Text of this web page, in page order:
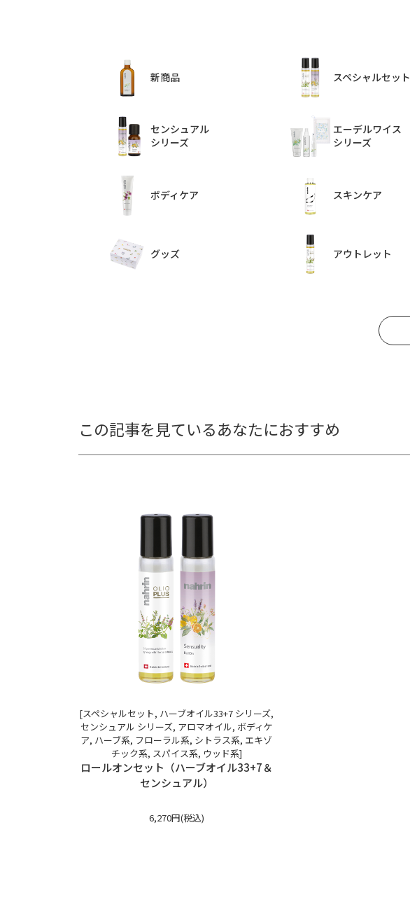
新商品 スペシャルセット
センシュアル
シリーズ
エーデルワイス
シリーズ
ボディケア スキンケア
グッズ アウトレット
この記事を見ているあなたにおすすめ
[スペシャルセット, ハーブオイル33+7 シリーズ,
センシュアル シリーズ, アロマオイル, ボディケ
ア, ハーブ系, フローラル系, シトラス系, エキゾ
チック系, スパイス系, ウッド系]
ロールオンセット（ハーブオイル33+7＆
センシュアル）
6,270円(税込)